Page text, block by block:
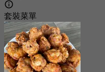
套裝菜單